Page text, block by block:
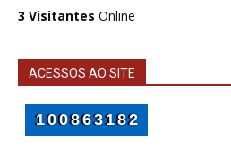
3 Visitantes Online
ACESSOS AO SITE